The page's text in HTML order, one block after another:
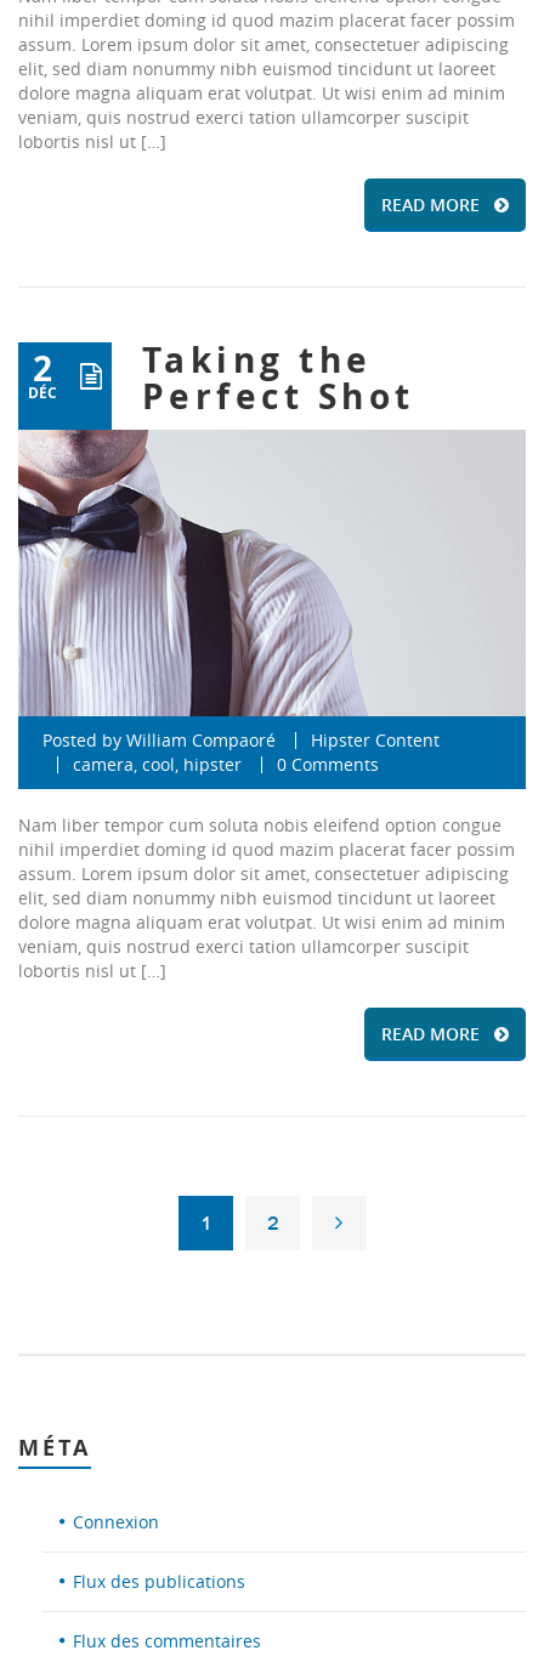
nihil imperdiet doming id quod mazim placerat facer possim
assum. Lorem ipsum dolor sit amet, consectetuer adipiscing
elit, sed diam nonummy nibh euismod tincidunt ut laoreet
dolore magna aliquam erat volutpat. Ut wisi enim ad minim
veniam, quis nostrud exerci tation ullamcorper suscipit
lobortis nisl ut […]
READ MORE
2
DÉC
Taking the
Perfect Shot
Posted by William Compaoré
Hipster Content
camera cool hipster 0 Comments
Nam liber tempor cum soluta nobis eleifend option congue
nihil imperdiet doming id quod mazim placerat facer possim
assum. Lorem ipsum dolor sit amet, consectetuer adipiscing
elit, sed diam nonummy nibh euismod tincidunt ut laoreet
dolore magna aliquam erat volutpat. Ut wisi enim ad minim
veniam, quis nostrud exerci tation ullamcorper suscipit
lobortis nisl ut […]
READ MORE
1 2
MÉTA
Connexion
Flux des publications
Flux des commentaires